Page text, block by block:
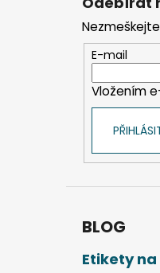
E-mail
Vložením
BLOG
Etikety